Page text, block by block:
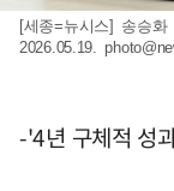
[세종=뉴시스] 송승
2026.05.19.
-'4년 구체적 성